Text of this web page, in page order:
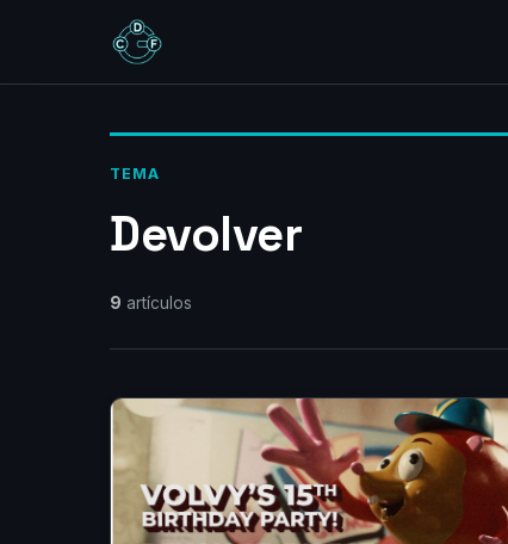
TEMA
Devolver
9 artículos